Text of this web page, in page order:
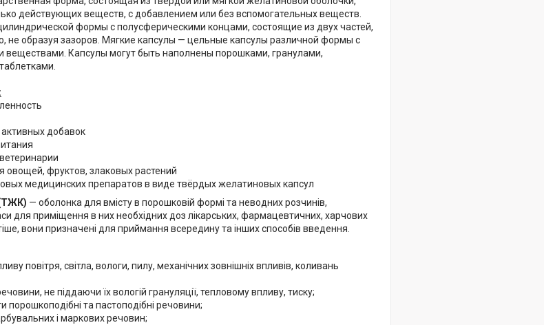
действующих веществ, с добавлением или без вспомогательных веществ.
формы с полусферическими концами, состоящие из двух частей,
не образуя зазоров. Мягкие капсулы — цельные капсулы различной формы с
Капсулы могут быть наполнены порошками, гранулами,
добавок
овощей, фруктов, злаковых растений
медицинских препаратов в виде твёрдых желатиновых капсул
(ТЖК) — оболонка для вмісту в порошковій формі та неводних розчинів,
для приміщення в них необхідних доз лікарських, фармацевтичних, харчових
вони призначені для приймання всередину та інших способів введення.
повітря, світла, вологи, пилу, механічних зовнішніх впливів, коливань
не піддаючи їх вологій грануляції, тепловому впливу, тиску;
порошкоподібні та пастоподібні речовини;
і маркових речовин;